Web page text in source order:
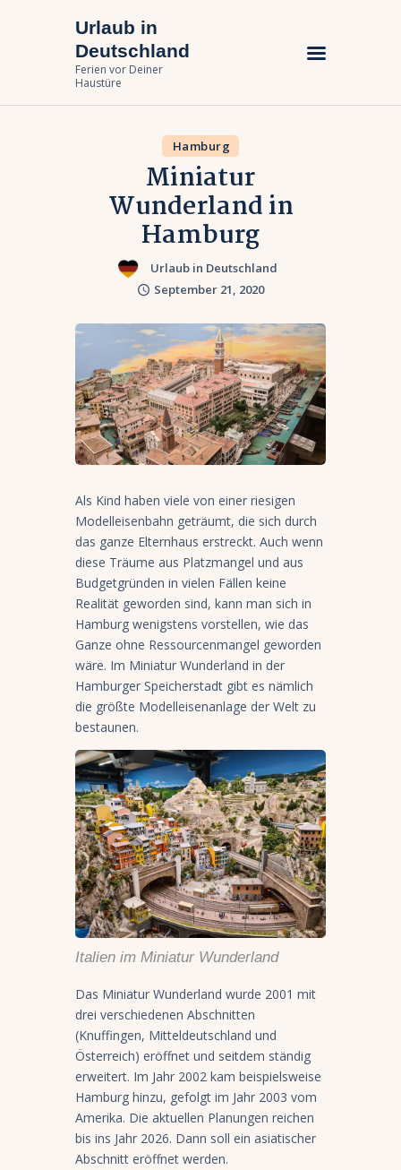
Urlaub in
Deutschland
Ferien vor Deiner
Haustüre
Urlaub in Deutschland
Ferien vor Deiner Haustüre
Urlaub zuhause
Bundesländer
Urlaubsarten
Hamburg
Miniatur
Wunderland in
Hamburg
Urlaub in Deutschland
September 21, 2020
Als Kind haben viele von einer riesigen
Modelleisenbahn geträumt, die sich durch
das ganze Elternhaus erstreckt. Auch wenn
diese Träume aus Platzmangel und aus
Budgetgründen in vielen Fällen keine
Realität geworden sind, kann man sich in
Hamburg wenigstens vorstellen, wie das
Ganze ohne Ressourcenmangel geworden
wäre. Im Miniatur Wunderland in der
Hamburger Speicherstadt gibt es nämlich
die größte Modelleisenanlage der Welt zu
bestaunen.
Italien im Miniatur Wunderland
Das Miniatur Wunderland wurde 2001 mit
drei verschiedenen Abschnitten
(Knuffingen, Mitteldeutschland und
Österreich) eröffnet und seitdem ständig
erweitert. Im Jahr 2002 kam beispielsweise
Hamburg hinzu, gefolgt im Jahr 2003 vom
Amerika. Die aktuellen Planungen reichen
bis ins Jahr 2026. Dann soll ein asiatischer
Abschnitt eröffnet werden.